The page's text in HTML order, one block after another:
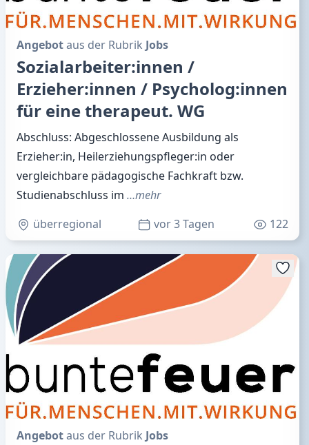
Angebotaus der Rubrik Jobs
Sozialarbeiter:innen /
Erzieher:innen / Psycholog:innen
für eine therapeut. WG
Abschluss: Abgeschlossene Ausbildung als
Erzieher:in, Heilerziehungspfleger:in oder
vergleichbare pädagogische Fachkraft bzw.
Studienabschluss im …mehr
überregional
vor 3 Tagen 122
Angebotaus der Rubrik Jobs